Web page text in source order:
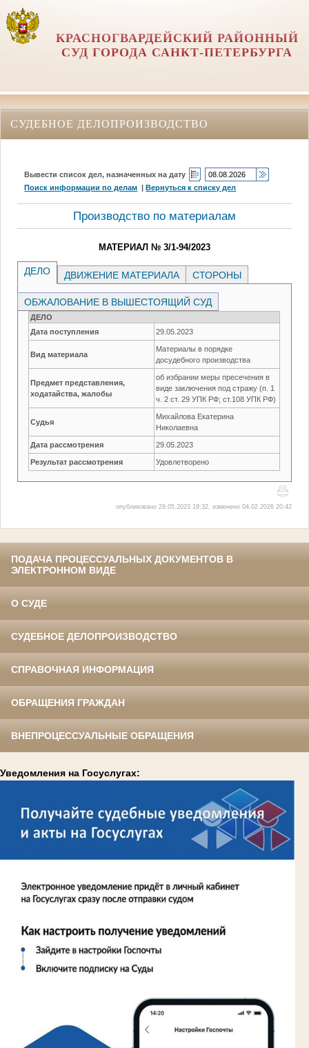
КРАСНОГВАРДЕЙСКИЙ РАЙОННЫЙ
СУД ГОРОДА САНКТ-ПЕТЕРБУРГА
СУДЕБНОЕ ДЕЛОПРОИЗВОДСТВО
Вывести список дел, назначенных на дату
Поиск информации по делам |Вернуться к списку дел
Производство по материалам
МАТЕРИАЛ № 3/1-94/2023
ДЕЛО ДВИЖЕНИЕ МАТЕРИАЛА СТОРОНЫ
ОБЖАЛОВАНИЕ В ВЫШЕСТОЯЩИЙ СУД
ДЕЛО
Дата поступления
29.05.2023
Вид материала
Материалы в порядке
досудебного производства
Предмет представления,
ходатайства, жалобы
об избрании меры пресечения в
виде заключения под стражу (п. 1
ч. 2 ст. 29 УПК РФ; ст.108 УПК РФ)
Судья
Михайлова Екатерина
Николаевна
Дата рассмотрения 29.05.2023
Результат рассмотрения Удовлетворено
опубликовано 29.05.2023 19:32, изменено 04.02.2026 20:42
ПОДАЧА ПРОЦЕССУАЛЬНЫХ ДОКУМЕНТОВ В
ЭЛЕКТРОННОМ ВИДЕ
О СУДЕ
СУДЕБНОЕ ДЕЛОПРОИЗВОДСТВО
СПРАВОЧНАЯ ИНФОРМАЦИЯ
ОБРАЩЕНИЯ ГРАЖДАН
ВНЕПРОЦЕССУАЛЬНЫЕ ОБРАЩЕНИЯ
Уведомления на Госуслугах: